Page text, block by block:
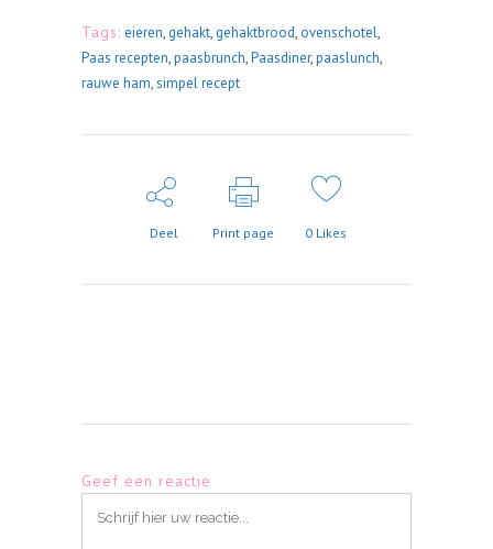
Tags: eieren, gehakt, gehaktbrood, ovenschotel,
Paas recepten,paasbrunch,Paasdiner,paaslunch,
rauwe ham,simpel recept
Deel Print page 0 Likes
Geef een reactie